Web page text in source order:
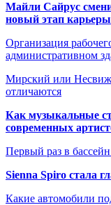
Майли Сайрус
новый этап карьеры
Организация
административном
Мирский или
отличаются
Как музыкальные
современных
Первый раз в
Sienna Spiro стала
Какие автомобили